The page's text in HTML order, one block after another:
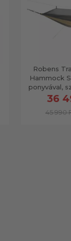
Robens
Hammock
ponyvával,
36
45 990